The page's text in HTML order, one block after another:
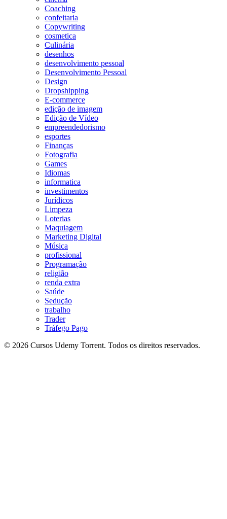
Coaching
confeitaria
Copywriting
cosmetica
Culinária
desenhos
desenvolvimento pessoal
Desenvolvimento Pessoal
Design
Dropshipping
E-commerce
edição de imagem
Edição de Vídeo
empreendedorismo
esportes
Finanças
Fotografia
Games
Idiomas
informatica
investimentos
Jurídicos
Limpeza
Loterias
Maquiagem
Marketing Digital
Música
profissional
Programação
religião
renda extra
Saúde
Sedução
trabalho
Trader
Tráfego Pago
© 2026 Cursos Udemy Torrent. Todos os direitos reservados.